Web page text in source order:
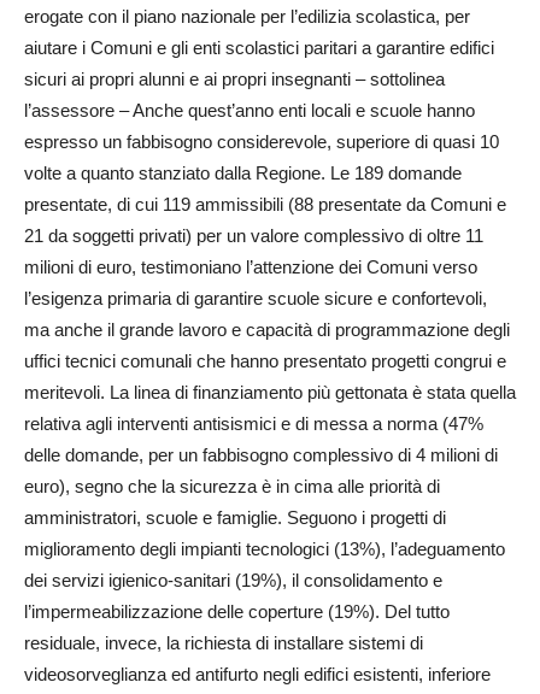
erogate con il piano nazionale per l’edilizia scolastica, per
aiutare i Comuni e gli enti scolastici paritari a garantire edifici
sicuri ai propri alunni e ai propri insegnanti – sottolinea
l’assessore – Anche quest’anno enti locali e scuole hanno
espresso un fabbisogno considerevole, superiore di quasi 10
volte a quanto stanziato dalla Regione. Le 189 domande
presentate, di cui 119 ammissibili (88 presentate da Comuni e
21 da soggetti privati) per un valore complessivo di oltre 11
milioni di euro, testimoniano l’attenzione dei Comuni verso
l’esigenza primaria di garantire scuole sicure e confortevoli,
ma anche il grande lavoro e capacità di programmazione degli
uffici tecnici comunali che hanno presentato progetti congrui e
meritevoli. La linea di finanziamento più gettonata è stata quella
relativa agli interventi antisismici e di messa a norma (47%
delle domande, per un fabbisogno complessivo di 4 milioni di
euro), segno che la sicurezza è in cima alle priorità di
amministratori, scuole e famiglie. Seguono i progetti di
miglioramento degli impianti tecnologici (13%), l’adeguamento
dei servizi igienico-sanitari (19%), il consolidamento e
l’impermeabilizzazione delle coperture (19%). Del tutto
residuale, invece, la richiesta di installare sistemi di
videosorveglianza ed antifurto negli edifici esistenti, inferiore